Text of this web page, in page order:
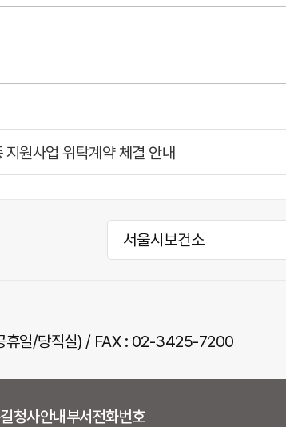
원사업 위탁계약 체결 안내
휴일/당직실) / FAX : 02-3425-7200
청사안내 부서전화번호